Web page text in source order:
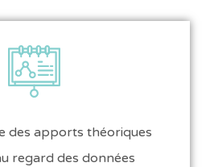
des apports théoriques
regard des données